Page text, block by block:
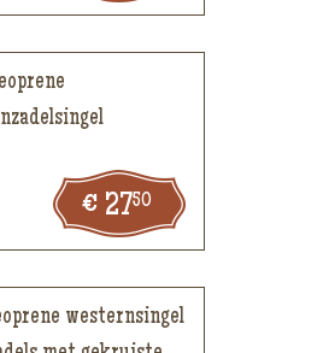
2750
westernsingel